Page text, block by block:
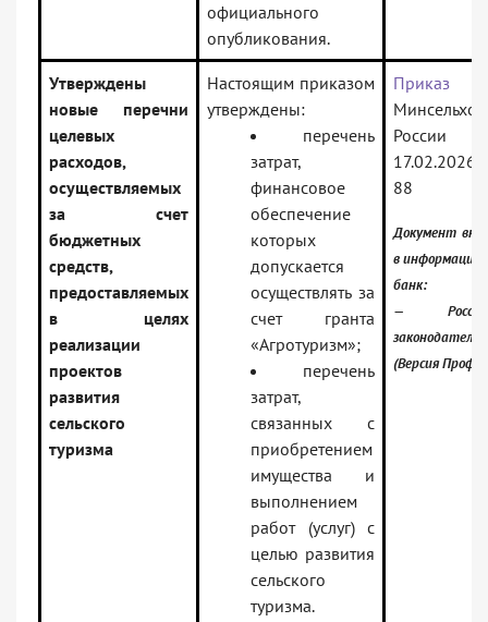
официального
опубликования.
Утверждены
новые перечни
целевых
расходов,
осуществляемых
за счет
бюджетных
средств,
предоставляемых
в целях
реализации
проектов
развития
сельского
туризма
Настоящим приказом
утверждены:
перечень
затрат,
финансовое
обеспечение
которых
допускается
осуществлять за
счет гранта
«Агротуризм»;
перечень
затрат,
связанных с
приобретением
имущества и
выполнением
работ (услуг) с
целью развития
сельского
туризма.
Приказ
России
88
Документ
в
банк:
—
(Версия Проф)